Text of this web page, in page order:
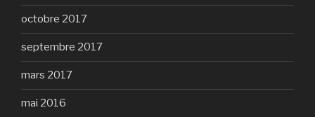
octobre 2017
septembre 2017
mars 2017
mai 2016